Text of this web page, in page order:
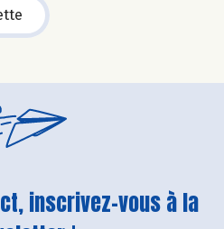
inscrivez-vous à la